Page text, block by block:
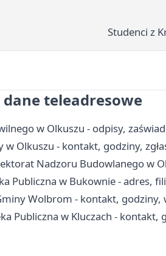
Studenci z
teleadresowe
w Olkuszu - odpisy,
w Olkuszu - kontakt, godziny,
Nadzoru Budowlanego w
Publiczna w Bukownie - adres,
Wolbrom - kontakt, godziny,
Publiczna w Kluczach - kontakt,